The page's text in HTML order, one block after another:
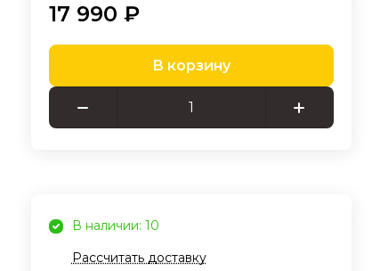
17 990 ₽
В корзину
В наличии: 10
Рассчитать доставку